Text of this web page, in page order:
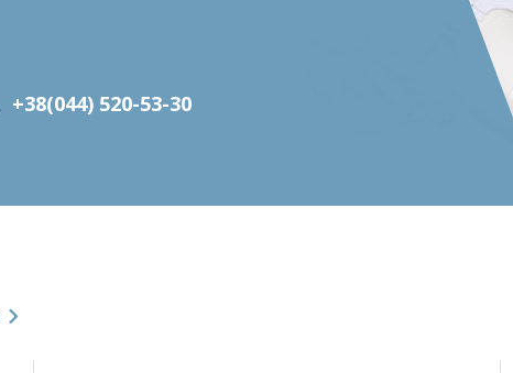
+38(044) 520-53-30